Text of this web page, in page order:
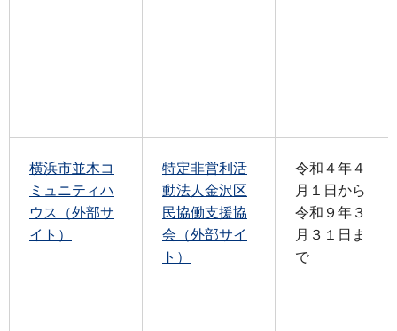
横浜市並木コ
ミュニティハ
ウス（外部サ
イト）
特定非営利活
動法人金沢区
民協働支援協
会（外部サイ
ト）
令和４年４
月１日から
令和９年３
月３１日ま
で